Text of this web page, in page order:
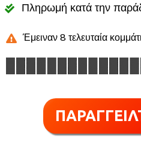
Πληρωμή κατά την
Έμειναν 8 τελευταία